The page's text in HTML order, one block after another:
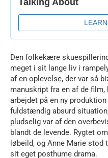
Den folkekære
meget i sit lange liv i
af en oplevelse, der var så
manuskript fra en af de
arbejdet på en ny
fuldstændig absurd
pludselig var af den
blandt de levende. Rygtet
løbeild, og Anne Marie
sit eget posthume drama.